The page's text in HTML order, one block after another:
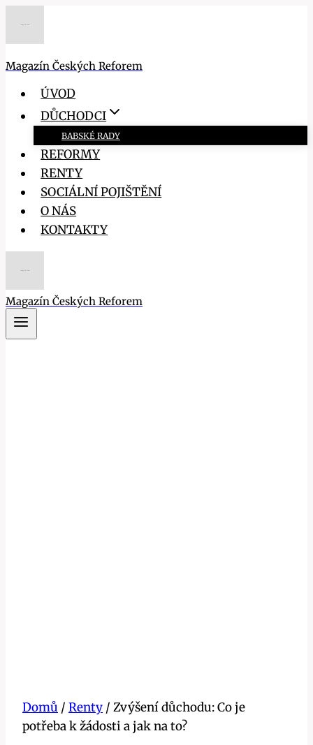
Magazín Českých Reforem
ÚVOD
DŮCHODCI
BABSKÉ RADY
REFORMY
RENTY
SOCIÁLNÍ POJIŠTĚNÍ
O NÁS
KONTAKTY
Magazín Českých Reforem
Domů / Renty / Zvýšení důchodu: Co je
potřeba k žádosti a jak na to?